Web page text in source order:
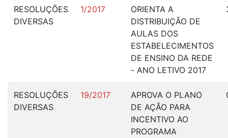
RESOLUÇÕES
DIVERSAS
1/2017
ORIENTA A
DISTRIBUIÇÃO DE
AULAS DOS
ESTABELECIMENTOS
DE ENSINO DA REDE
- ANO LETIVO 2017
RESOLUÇÕES
DIVERSAS
19/2017
APROVA O PLANO
DE AÇÃO PARA
INCENTIVO AO
PROGRAMA